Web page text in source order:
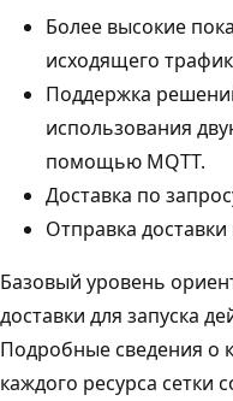
Более высокие
исходящего
Поддержка
использования
помощью MQTT.
Доставка по
Отправка
Базовый уровень
доставки для запуска
Подробные сведения о
каждого ресурса сетки